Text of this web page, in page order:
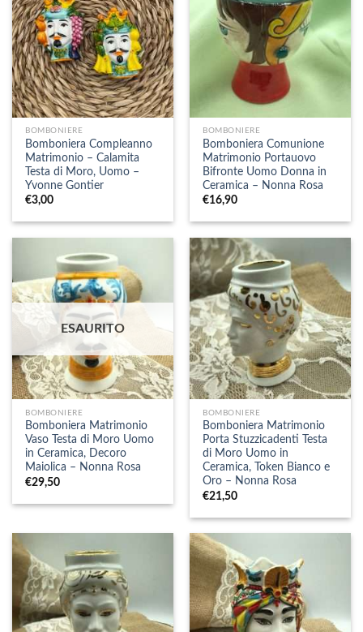
BOMBONIERE
Bomboniera Compleanno
Matrimonio – Calamita
Testa di Moro, Uomo –
Yvonne Gontier
€3,00
BOMBONIERE
Bomboniera Comunione
Matrimonio Portauovo
Bifronte Uomo Donna in
Ceramica – Nonna Rosa
€16,90
ESAURITO
BOMBONIERE
Bomboniera Matrimonio
Vaso Testa di Moro Uomo
in Ceramica, Decoro
Maiolica – Nonna Rosa
€29,50
BOMBONIERE
Bomboniera Matrimonio
Porta Stuzzicadenti Testa
di Moro Uomo in
Ceramica, Token Bianco e
Oro – Nonna Rosa
€21,50